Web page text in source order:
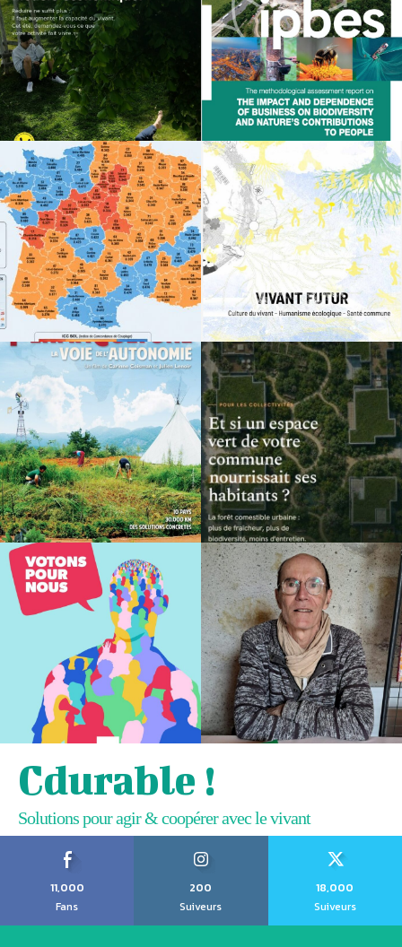
Cdurable !
Solutions pour agir & coopérer avec le vivant
11,000
Fans
200
Suiveurs
18,000
Suiveurs